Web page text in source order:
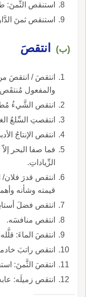
استنقص الثَّمنَ:
استنقص ثمنَ
(ب) انتقصَ
والمفعول مُنتقَص (للمتعدِّي).
انتقص الشَّيءُ مُطاوع نقَصَ: نقَص، قلّ.
انتقصتِ السِّلعُ
انتقص الإنتاجُ الأدبيّ/ الأنسولين.
الزِّياداتِ.
قيمته وشأنه
انتقص فضلَ
انتقص منافسَه.
انتقصَ الماءَ: قلَّله، جعله أقلّ ممّا كان عليه.
انتقص راتبَ
انتقصَ الثَّمنَ: استحطّه، حطّ منه.
انتقص زميلَه: عابه وذمّه.